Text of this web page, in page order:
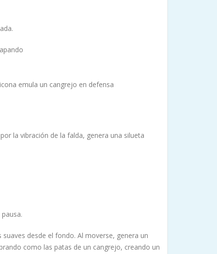
emula un cangrejo en defensa
la vibración de la falda, genera una silueta
desde el fondo. Al moverse, genera un
como las patas de un cangrejo, creando un